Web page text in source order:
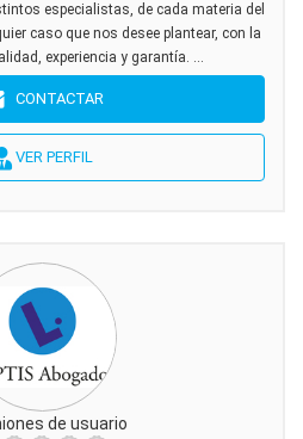
especialistas, de cada materia del
caso que nos desee plantear, con la
experiencia y garantía. ...
CONTACTAR
VER PERFIL
de usuario